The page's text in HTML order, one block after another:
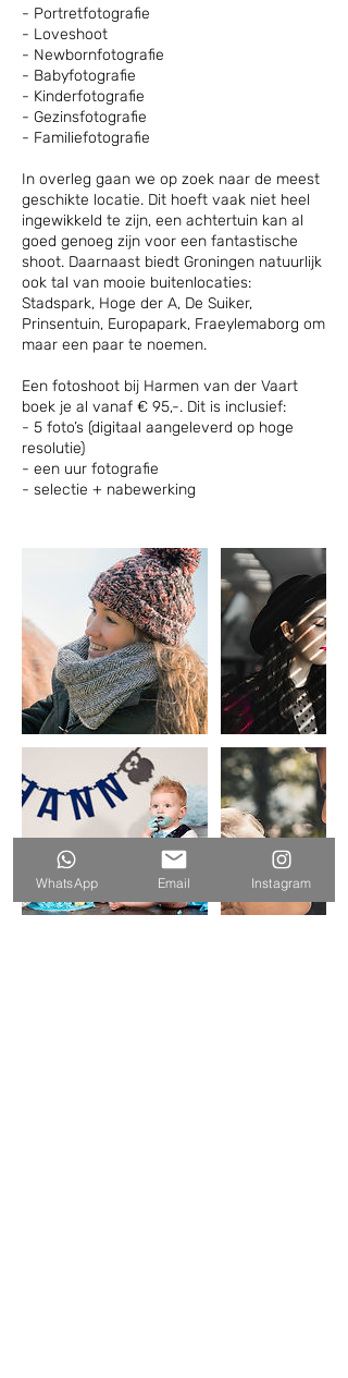
- Portretfotografie
- Loveshoot
- Newbornfotografie
- Babyfotografie
- Kinderfotografie
- Gezinsfotografie
- Familiefotografie
In overleg gaan we op zoek naar de meest
geschikte locatie. Dit hoeft vaak niet heel
ingewikkeld te zijn, een achtertuin kan al
goed genoeg zijn voor een fantastische
shoot. Daarnaast biedt Groningen natuurlijk
ook tal van mooie buitenlocaties:
Stadspark, Hoge der A, De Suiker,
Prinsentuin, Europapark, Fraeylemaborg om
maar een paar te noemen.
Een fotoshoot bij Harmen van der Vaart
boek je al vanaf € 95,-. Dit is inclusief:
- 5 foto’s (digitaal aangeleverd op hoge
resolutie)
- een uur fotografie
- selectie + nabewerking
WhatsApp Email Instagram